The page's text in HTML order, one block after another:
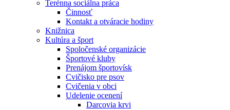
Terénna sociálna práca
Činnosť
Kontakt a otváracie hodiny
Knižnica
Kultúra a šport
Spoločenské organizácie
Športové kluby
Prenájom športovísk
Cvičisko pre psov
Cvičenia v obci
Udelenie ocenení
Darcovia krvi